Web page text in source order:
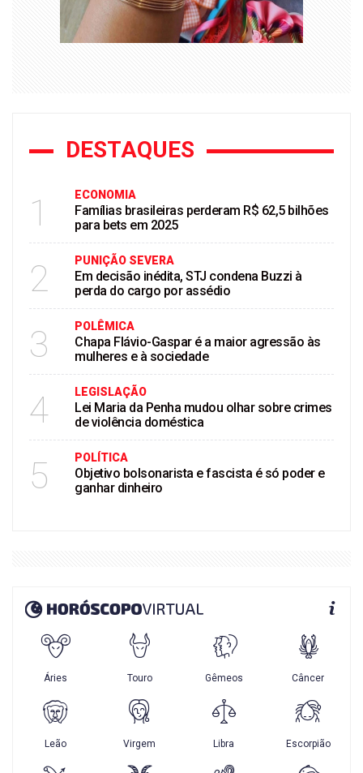
DESTAQUES
1 ECONOMIA
Famílias brasileiras perderam R$ 62,5 bilhões
para bets em 2025
2 PUNIÇÃO SEVERA
Em decisão inédita, STJ condena Buzzi à
perda do cargo por assédio
3 POLÊMICA
Chapa Flávio-Gaspar é a maior agressão às
mulheres e à sociedade
4 LEGISLAÇÃO
Lei Maria da Penha mudou olhar sobre crimes
de violência doméstica
5 POLÍTICA
Objetivo bolsonarista e fascista é só poder e
ganhar dinheiro